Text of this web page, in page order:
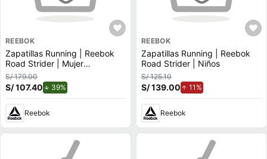
REEBOK
Zapatillas Running | Reebok
Road Strider | Mujer
100245434
S/ 179.00
S/ 107.40 39%
Reebok
REEBOK
Zapatillas Running | Reebok
Road Strider | Niños
S/ 125.10
S/ 139.00 11%
Reebok